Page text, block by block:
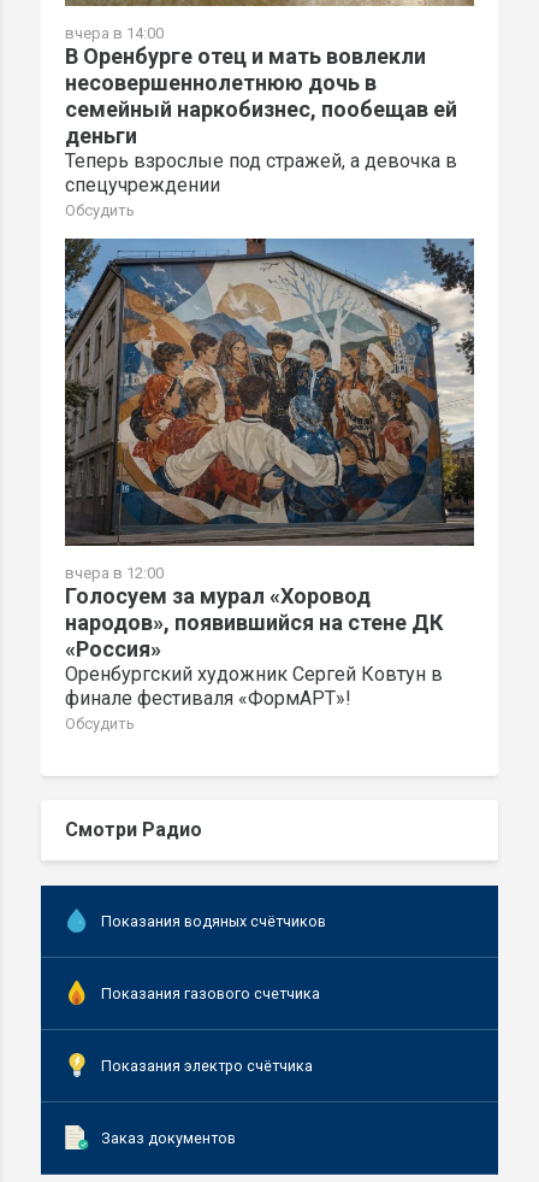
вчера в 14:00
В Оренбурге отец и мать вовлекли
несовершеннолетнюю дочь в
семейный наркобизнес, пообещав ей
деньги
Теперь взрослые под стражей, а девочка в
спецучреждении
Обсудить
вчера в 12:00
Голосуем за мурал «Хоровод
народов», появившийся на стене ДК
«Россия»
Оренбургский художник Сергей Ковтун в
финале фестиваля «ФормАРТ»!
Обсудить
Смотри Радио
Показания водяных счётчиков
Показания газового счетчика
Показания электро счётчика
Заказ документов